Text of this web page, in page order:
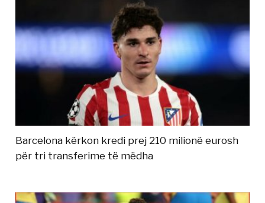
Barcelona kërkon kredi prej 210 milionë eurosh
për tri transferime të mëdha